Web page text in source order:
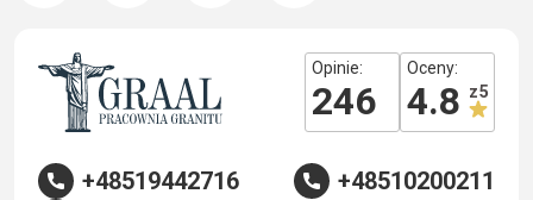
Opinie:
246
Oceny:
4.8 z 5
+48519442716
+48510200211